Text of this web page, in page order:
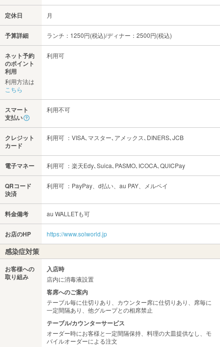
定休日 月
予算詳細 ランチ：1250円(税込)/ディナー：2500円(税込)
ネット予約
のポイント
利用
利用方法は
こちら
利用可
スマート
支払い
利用不可
クレジット
カード
利用可 ：VISA､マスター､アメックス､DINERS､JCB
電子マネー 利用可 ：楽天Edy､Suica､PASMO､ICOCA､QUICPay
QRコード
決済
利用可 ：PayPay、d払い、au PAY、メルペイ
料金備考 au WALLETも可
お店のHP https://www.solworld.jp
感染症対策
お客様への
取り組み
入店時
店内に消毒液設置
客席へのご案内
テーブル毎に仕切りあり、カウンター席に仕切りあり、席毎に
一定間隔あり、他グループとの相席禁止
テーブル/カウンターサービス
オーダー時にお客様と一定間隔保持、料理の大皿提供なし、モ
バイルオーダーによる注文